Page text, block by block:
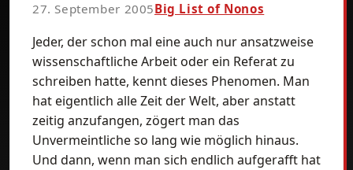
27. September 2005Big List of Nonos
Jeder, der schon mal eine auch nur ansatzweise
wissenschaftliche Arbeit oder ein Referat zu
schreiben hatte, kennt dieses Phenomen. Man
hat eigentlich alle Zeit der Welt, aber anstatt
zeitig anzufangen, zögert man das
Unvermeintliche so lang wie möglich hinaus.
Und dann, wenn man sich endlich aufgerafft hat